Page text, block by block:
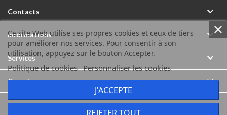
Contacts 
Ce site Web utilise ses propres cookies et ceux de tiers
pour améliorer nos services. Pour consentir à son
utilisation, appuyez sur le bouton Accepter.
Politique de cookies Personnaliser les cookies
J'ACCEPTE
Informations 
Services 
Compte 